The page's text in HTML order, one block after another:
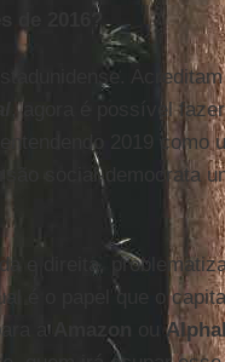
de 2016?
, agora é possível
2019 como
social-democrata
e direita,
é o papel que o
a
Amazon